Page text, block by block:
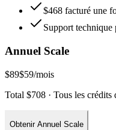
$468 facturé une
Support technique
Annuel Scale
$89$59/mois
Total $708 · Tous les
Obtenir Annuel Scale